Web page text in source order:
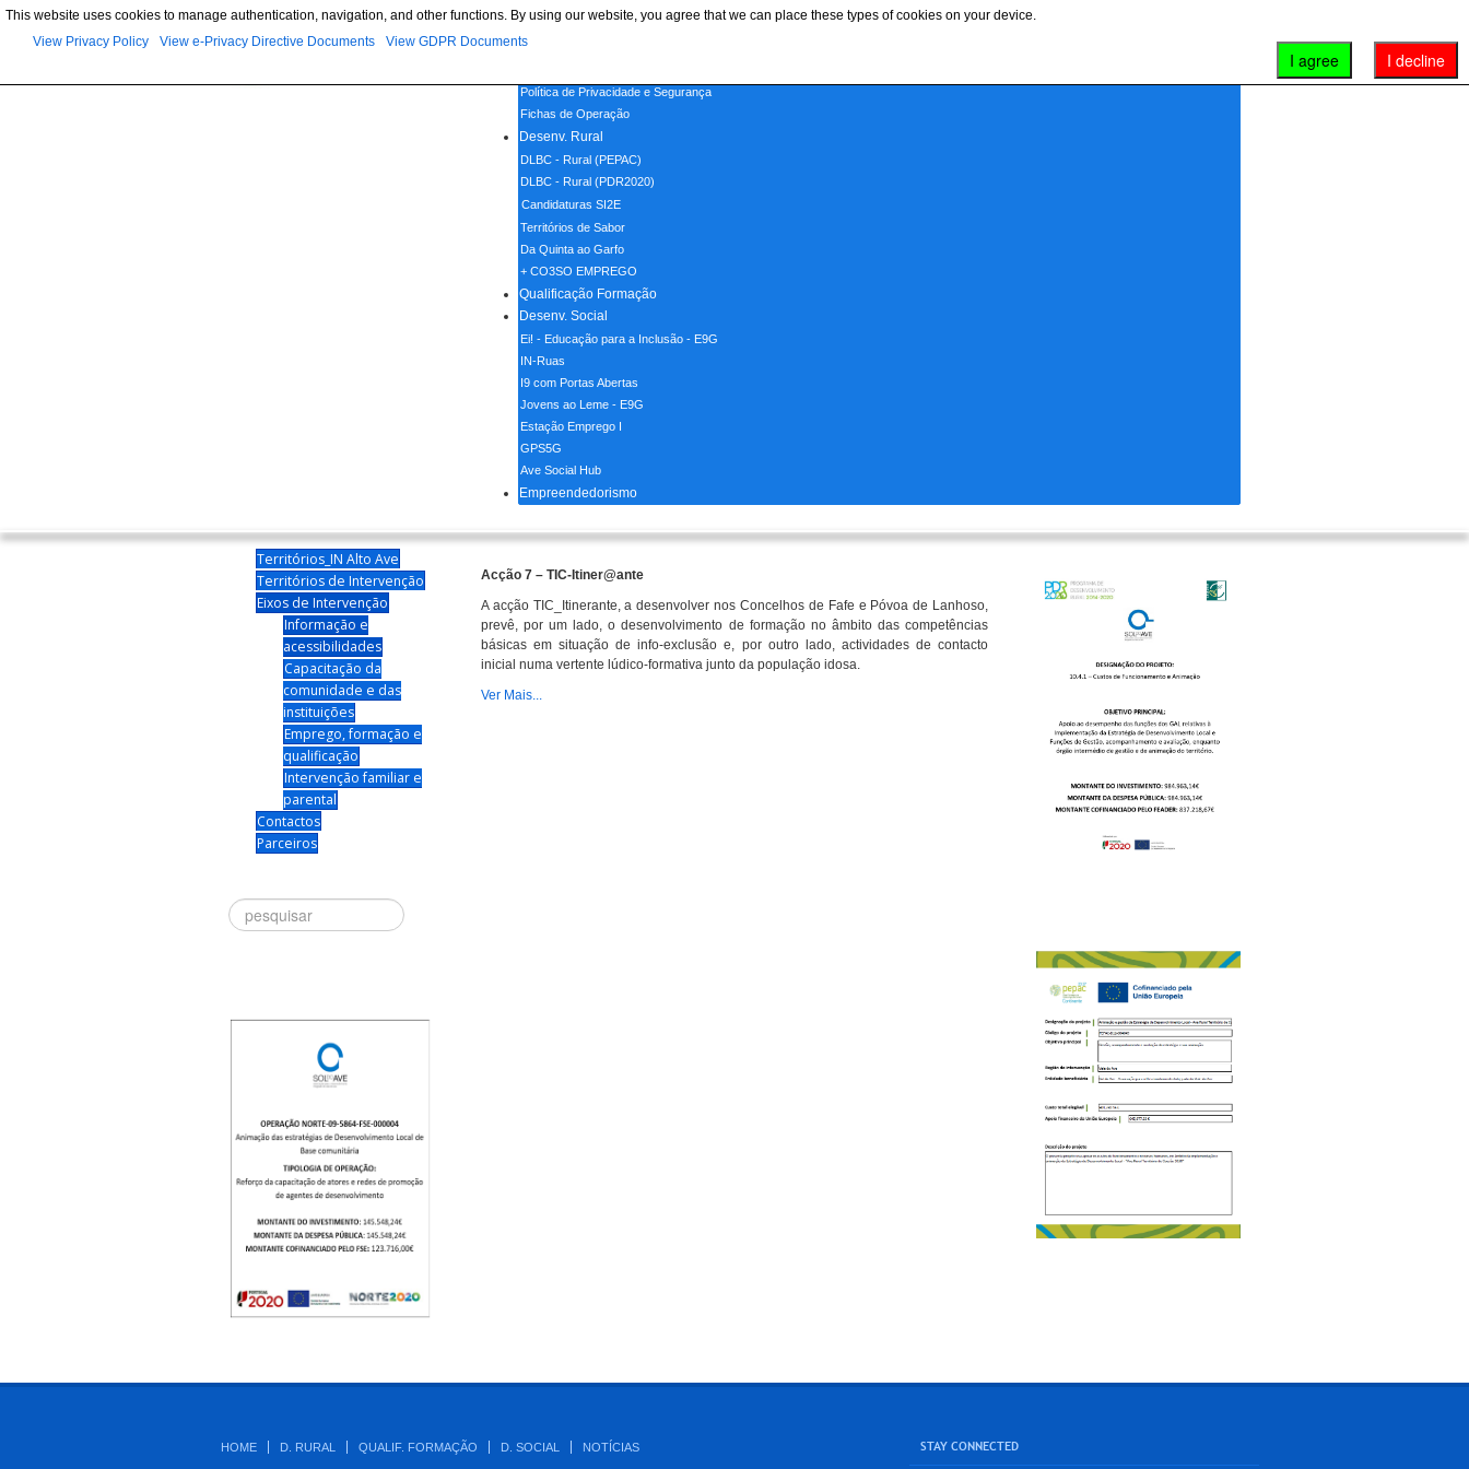
Home
Política de Privacidade e Segurança
Fichas de Operação
Desenv. Rural
DLBC - Rural (PEPAC)
DLBC - Rural (PDR2020)
Candidaturas SI2E
Territórios de Sabor
Da Quinta ao Garfo
+ CO3SO EMPREGO
Qualificação Formação
Desenv. Social
Ei! - Educação para a Inclusão - E9G
IN-Ruas
I9 com Portas Abertas
Jovens ao Leme - E9G
Estação Emprego I
GPS5G
Ave Social Hub
Empreendedorismo
Territórios_IN Alto Ave
Territórios de Intervenção
Eixos de Intervenção
Informação e
acessibilidades
Capacitação da
comunidade e das
instituições
Emprego, formação e
qualificação
Intervenção familiar e
parental
Contactos
Parceiros
Procurar
Acção 7 – TIC-Itiner@ante
A acção TIC_Itinerante, a desenvolver nos Concelhos de Fafe e Póvoa de Lanhoso,
prevê, por um lado, o desenvolvimento de formação no âmbito das competências
básicas em situação de info-exclusão e, por outro lado, actividades de contacto
inicial numa vertente lúdico-formativa junto da população idosa.
Ver Mais...
HOME D. RURAL QUALIF. FORMAÇÃO D. SOCIAL NOTÍCIAS STAY CONNECTED
This website uses cookies to manage authentication, navigation, and other functions. By using our website, you agree that we can place these types of cookies on your device.
View Privacy Policy
View e-Privacy Directive Documents View GDPR Documents
I decline
I agree